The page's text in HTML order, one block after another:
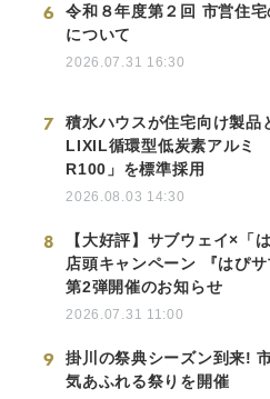
6
令和８年度第２回 市営住
について
2026.07.31 16:30
7
積水ハウスが住宅向け製品
LIXIL循環型低炭素アルミ
R100」を標準採用
2026.08.03 14:30
8
【大好評】サブウェイ×「
店頭キャンペーン 『はぴサ
第2弾開催のお知らせ
2026.07.31 11:00
9
掛川の祭典シーズン到来!
気あふれる祭りを開催